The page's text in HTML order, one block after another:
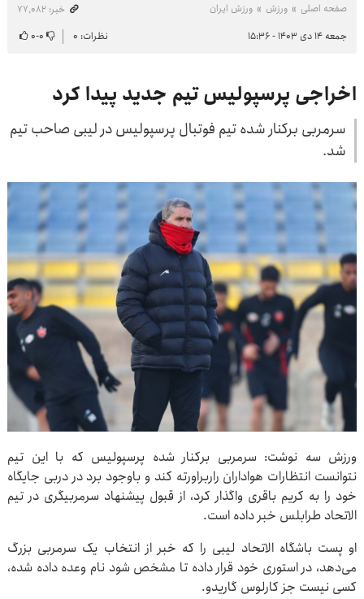
صفحه اصلی ورزش ورزش ایران
خبر: ۷۷٬۰۸۲
جمعه ۱۴ دی ۱۴۰۳ - ۱۵:۳۶
نظرات: ۰ ۰-۰
اخراجی پرسپولیس تیم جدید پیدا کرد
سرمربی برکنار شده تیم فوتبال پرسپولیس در لیبی صاحب تیم
شد.
ورزش سه نوشت: سرمربی برکنار شده پرسپولیس که با این تیم
نتوانست انتظارات هواداران راربراورته کند و باوجود برد در دربی جایگاه
خود را به کریم باقری واگذار کرد، از قبول پیشنهاد سرمربیگری در تیم
الاتحاد طرابلس خبر داده است.
او پست باشگاه الاتحاد لیبی را که خبر از انتخاب یک سرمربی بزرگ
می‌دهد، در استوری خود قرار داده تا مشخص شود نام وعده داده شده،
کسی نیست جز کارلوس گاریدو.